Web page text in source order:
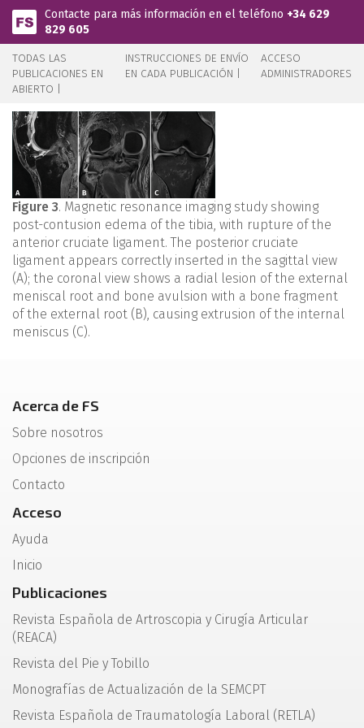
Pasar al contenido principal
Contacte para más información en el teléfono +34 629
829 605
TODAS LAS
PUBLICACIONES EN
ABIERTO |
INSTRUCCIONES DE ENVÍO
EN CADA PUBLICACIÓN |
ACCESO
ADMINISTRADORES
Figure 3. Magnetic resonance imaging study showing
post-contusion edema of the tibia, with rupture of the
anterior cruciate ligament. The posterior cruciate
ligament appears correctly inserted in the sagittal view
(A); the coronal view shows a radial lesion of the external
meniscal root and bone avulsion with a bone fragment
of the external root (B), causing extrusion of the internal
meniscus (C).
Acerca de FS
Sobre nosotros
Opciones de inscripción
Contacto
Acceso
Ayuda
Inicio
Publicaciones
Revista Española de Artroscopia y Cirugía Articular
(REACA)
Revista del Pie y Tobillo
Monografías de Actualización de la SEMCPT
Revista Española de Traumatología Laboral (RETLA)